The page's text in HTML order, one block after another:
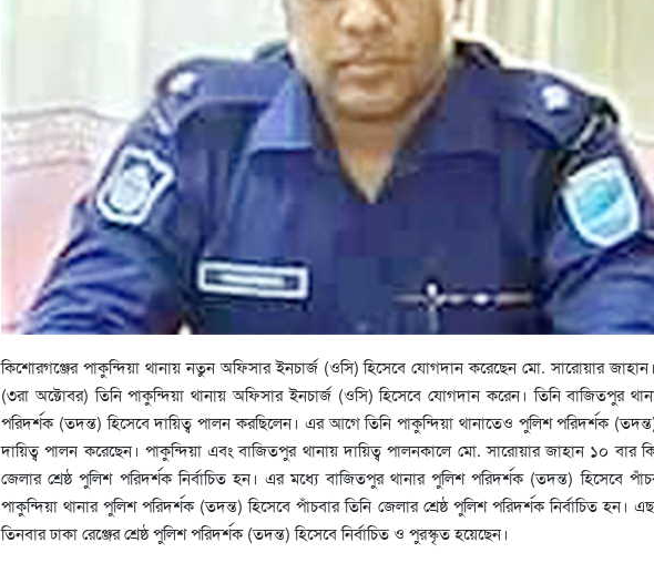
কিশোরগঞ্জের পাকুন্দিয়া থানায় নতুন অফিসার ইনচার্জ (ওসি) হিসেবে যোগদান করেছেন মো. সারোয়ার
(৩রা অক্টোবর) তিনি পাকুন্দিয়া থানায় অফিসার ইনচার্জ (ওসি) হিসেবে যোগদান করেন। তিনি বাজিতপুর
পরিদর্শক (তদন্ত) হিসেবে দায়িত্ব পালন করছিলেন। এর আগে তিনি পাকুন্দিয়া থানাতেও পুলিশ পরিদর্শক
দায়িত্ব পালন করেছেন। পাকুন্দিয়া এবং বাজিতপুর থানায় দায়িত্ব পালনকালে মো. সারোয়ার জাহান ১০ বার
জেলার শ্রেষ্ঠ পুলিশ পরিদর্শক নির্বাচিত হন। এর মধ্যে বাজিতপুর থানার পুলিশ পরিদর্শক (তদন্ত) হিসেবে
পাকুন্দিয়া থানার পুলিশ পরিদর্শক (তদন্ত) হিসেবে পাঁচবার তিনি জেলার শ্রেষ্ঠ পুলিশ পরিদর্শক নির্বাচিত হন।
তিনবার ঢাকা রেঞ্জের শ্রেষ্ঠ পুলিশ পরিদর্শক (তদন্ত) হিসেবে নির্বাচিত ও পুরস্কৃত হয়েছেন।